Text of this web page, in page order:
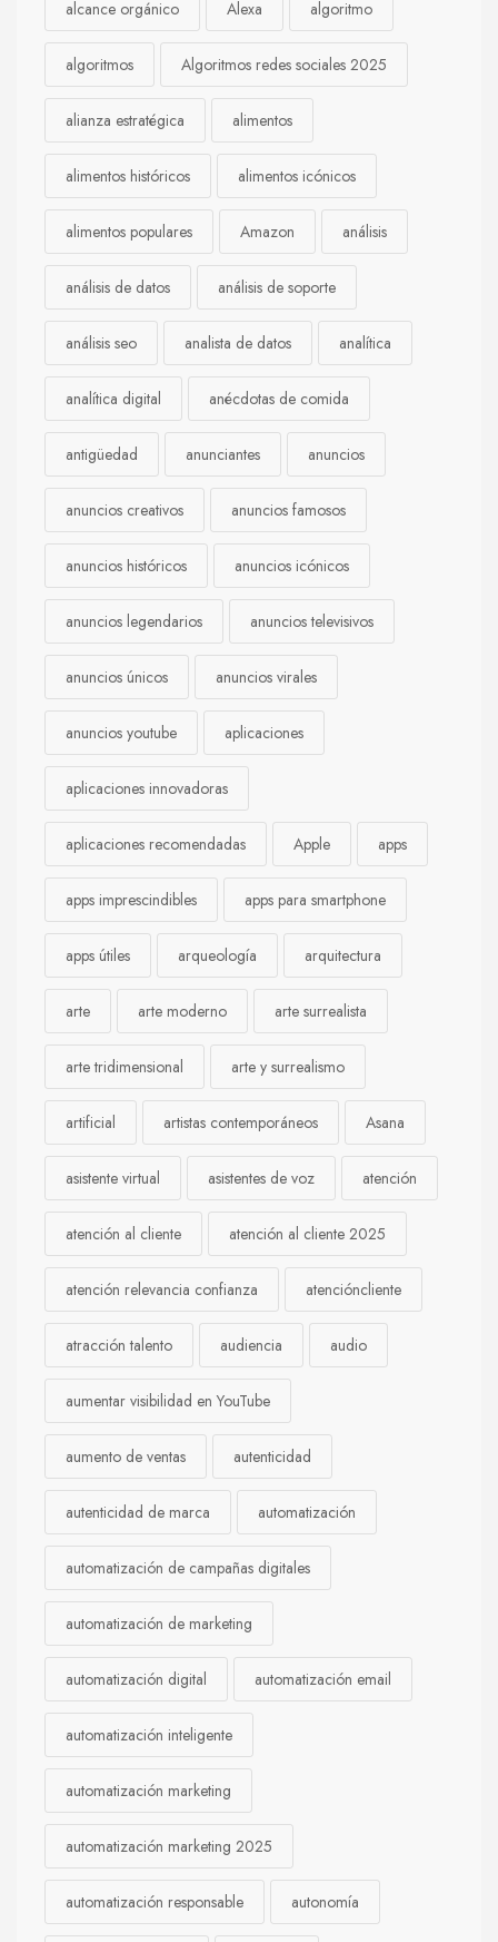
alcance orgánico Alexa algoritmo
algoritmos Algoritmos redes sociales 2025
alianza estratégica alimentos
alimentos históricos alimentos icónicos
alimentos populares Amazon análisis
análisis de datos análisis de soporte
análisis seo analista de datos analítica
analítica digital anécdotas de comida
antigüedad anunciantes anuncios
anuncios creativos anuncios famosos
anuncios históricos anuncios icónicos
anuncios legendarios anuncios televisivos
anuncios únicos anuncios virales
anuncios youtube aplicaciones
aplicaciones innovadoras
aplicaciones recomendadas Apple apps
apps imprescindibles apps para smartphone
apps útiles arqueología arquitectura
arte arte moderno arte surrealista
arte tridimensional arte y surrealismo
artificial artistas contemporáneos Asana
asistente virtual asistentes de voz atención
atención al cliente atención al cliente 2025
atención relevancia confianza atencióncliente
atracción talento audiencia audio
aumentar visibilidad en YouTube
aumento de ventas autenticidad
autenticidad de marca automatización
automatización de campañas digitales
automatización de marketing
automatización digital automatización email
automatización inteligente
automatización marketing
automatización marketing 2025
automatización responsable autonomía